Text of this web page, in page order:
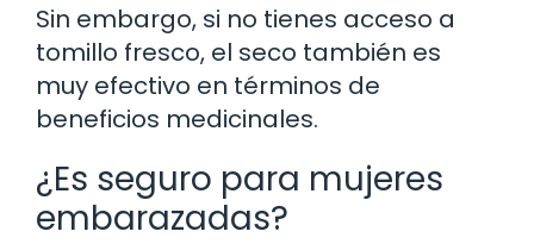
Sin embargo, si no tienes acceso a
tomillo fresco, el seco también es
muy efectivo en términos de
beneficios medicinales.
¿Es seguro para mujeres
embarazadas?